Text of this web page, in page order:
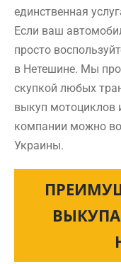
единственная
Если ваш
просто
в Нетешине. Мы
скупкой любых
выкуп мотоциклов
компании можно
Украины.